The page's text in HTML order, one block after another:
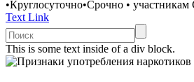
•Круглосуточно•Срочно •
Text Link
This is some text inside of a div block.